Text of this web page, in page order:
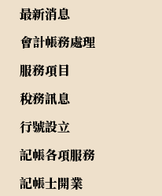
最新消息
會計帳務處理
服務項目
稅務訊息
行號設立
記帳各項服務
記帳士開業